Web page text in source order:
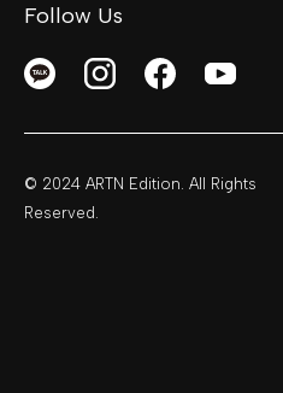
Follow Us
© 2024 ARTN Edition. All Rights
Reserved.